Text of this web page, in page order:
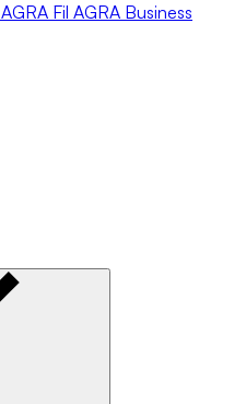
AGRA Fil AGRA Business